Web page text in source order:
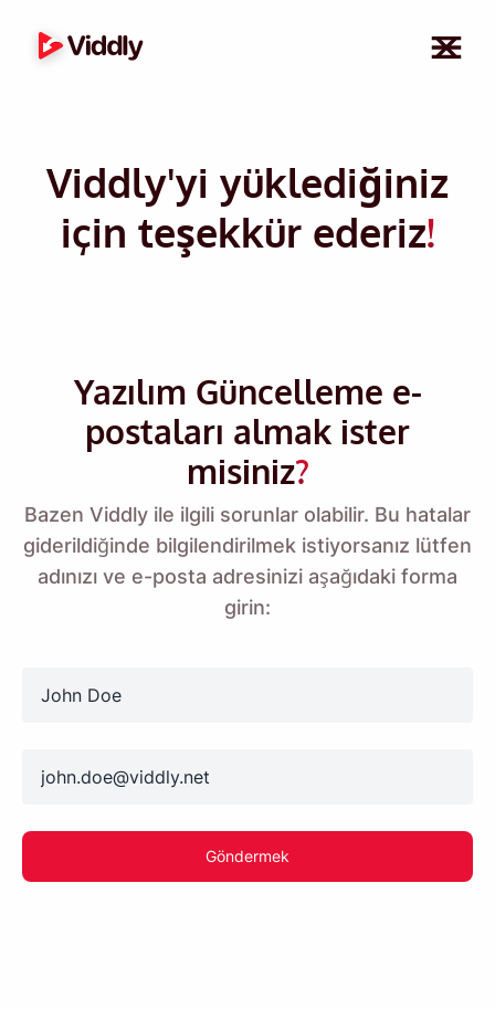
Viddly'yi yüklediğiniz
için teşekkür ederiz!
Yazılım Güncelleme e-
postaları almak ister
misiniz?
Bazen Viddly ile ilgili sorunlar olabilir. Bu hatalar
giderildiğinde bilgilendirilmek istiyorsanız lütfen
adınızı ve e-posta adresinizi aşağıdaki forma
girin:
Göndermek